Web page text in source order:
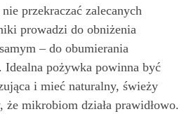
przekraczać zalecanych
prowadzi do obniżenia
– do obumierania
Idealna pożywka powinna być
i mieć naturalny, świeży
że mikrobiom działa prawidłowo.